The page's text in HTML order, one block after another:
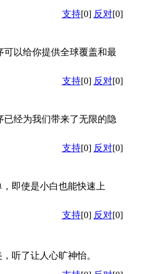
支持[0] 反对[0]
以给你提供全球覆盖和最
支持[0] 反对[0]
经为我们带来了无限的隐
支持[0] 反对[0]
即使是小白也能快速上
支持[0] 反对[0]
听了让人心旷神怡。